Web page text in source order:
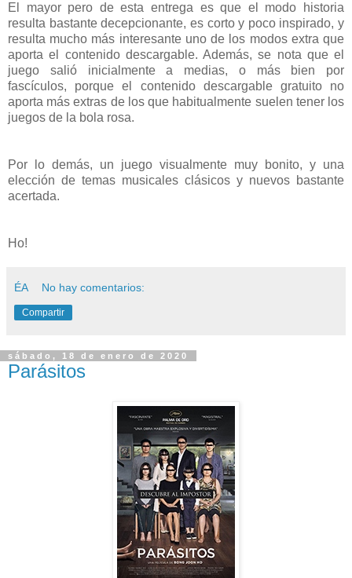
El mayor pero de esta entrega es que el modo historia
resulta bastante decepcionante, es corto y poco inspirado, y
resulta mucho más interesante uno de los modos extra que
aporta el contenido descargable. Además, se nota que el
juego salió inicialmente a medias, o más bien por
fascículos, porque el contenido descargable gratuito no
aporta más extras de los que habitualmente suelen tener los
juegos de la bola rosa.
Por lo demás, un juego visualmente muy bonito, y una
elección de temas musicales clásicos y nuevos bastante
acertada.
Ho!
ÉA No hay comentarios:
Compartir
sábado, 18 de enero de 2020
Parásitos